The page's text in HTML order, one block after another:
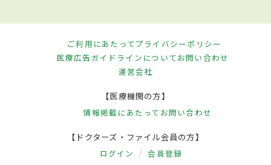
ご利用にあたってプライバシーポリシー
医療広告ガイドラインについてお問い合わせ
運営会社
【医療機関の方】
情報掲載にあたって お問い合わせ
【ドクターズ・ファイル会員の方】
ログイン 会員登録